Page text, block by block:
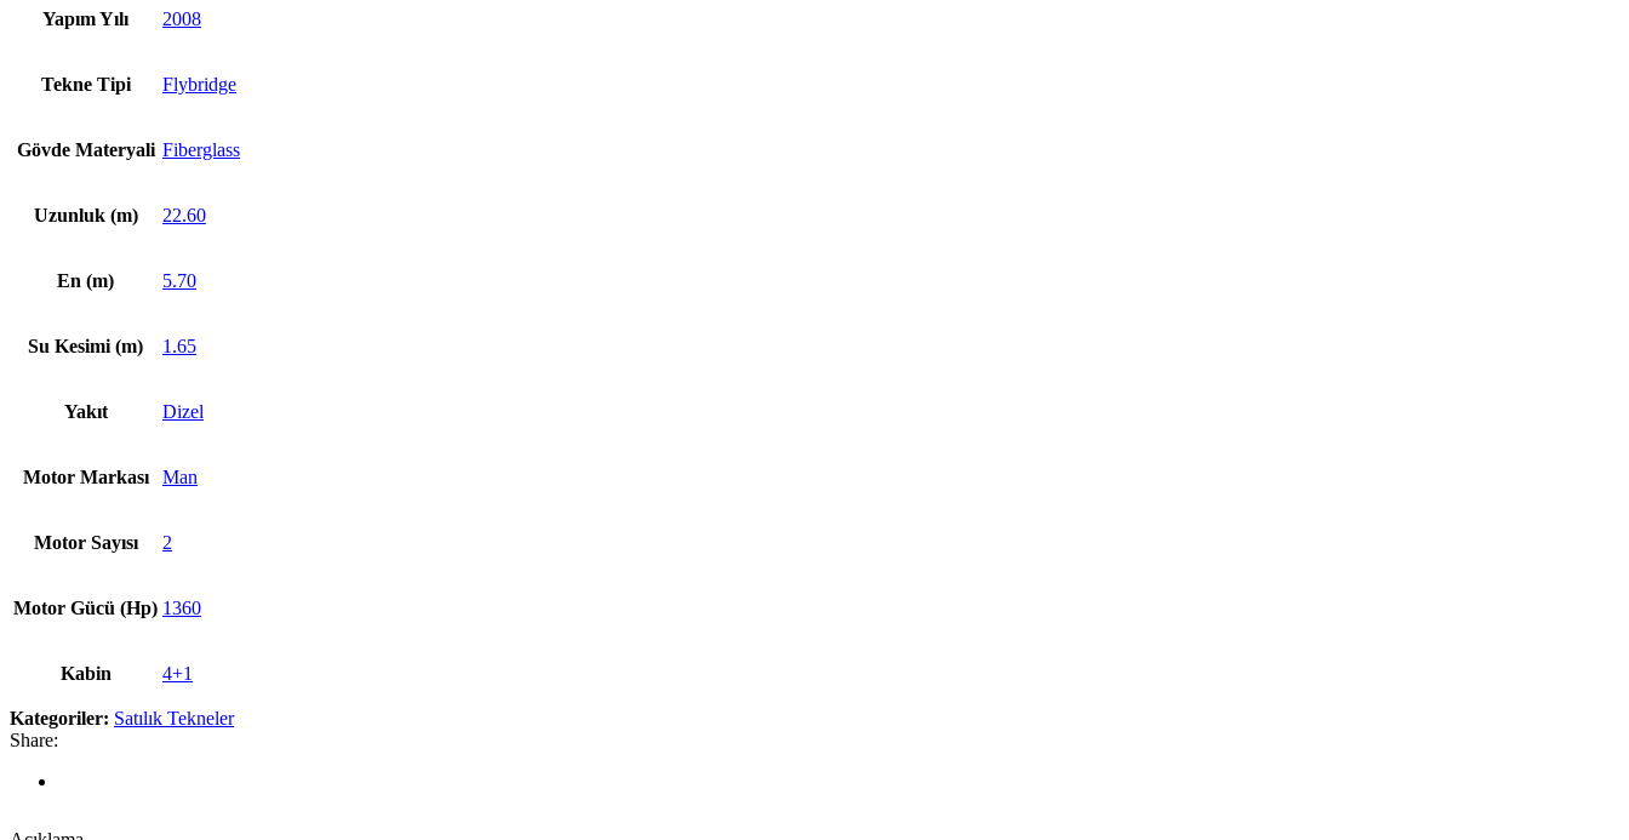
Yapım Yılı 2008
Tekne Tipi Flybridge
Gövde Materyali Fiberglass
Uzunluk (m) 22.60
En (m) 5.70
Su Kesimi (m) 1.65
Yakıt Dizel
Motor Markası Man
Motor Sayısı 2
Motor Gücü (Hp) 1360
Kabin 4+1
Kategoriler: Satılık Tekneler
Share: